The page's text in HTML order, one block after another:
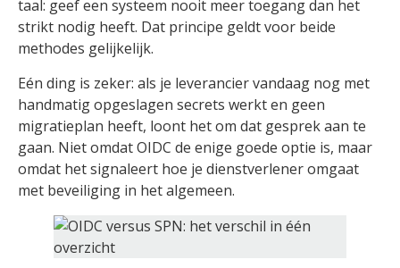
taal: geef een systeem nooit meer toegang dan het
strikt nodig heeft. Dat principe geldt voor beide
methodes gelijkelijk.
Eén ding is zeker: als je leverancier vandaag nog met
handmatig opgeslagen secrets werkt en geen
migratieplan heeft, loont het om dat gesprek aan te
gaan. Niet omdat OIDC de enige goede optie is, maar
omdat het signaleert hoe je dienstverlener omgaat
met beveiliging in het algemeen.